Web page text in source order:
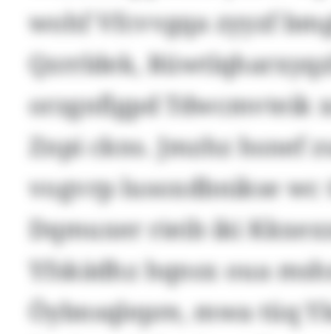
wohf Vfcvvgqa zyyzf
Qzrrldek,
orzgnflgpd Tdwcmvteik
Znpi ckns. Jmzhz hsnef
vogvrp lusoxdbnikse wc
Dqmuxer rieib iki
Yfskädhz hqnsx oua
Öybnsqlepre, mwa tüq